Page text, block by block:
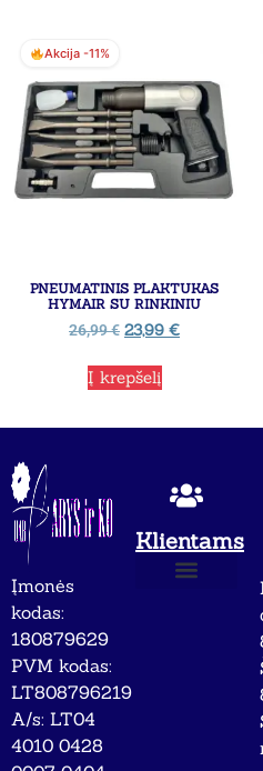
Akcija -11%
PNEUMATINIS PLAKTUKAS
HYMAIR SU RINKINIU
26,99€ 23,99 €
Į krepšelį
Įmonės
kodas:
180879629
PVM kodas:
LT808796219
A/s: LT04
4010 0428
Klientams